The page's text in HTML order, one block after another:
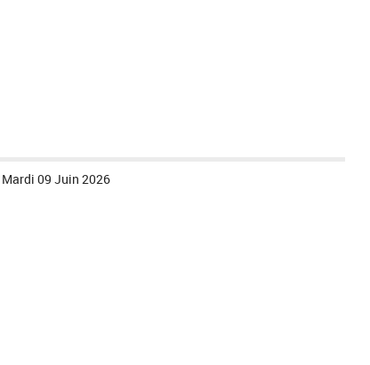
Mardi 09 Juin 2026